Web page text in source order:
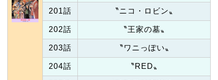
201話 〝ニコ・ロビン〟
202話 〝王家の墓〟
203話 〝ワニっぽい〟
204話 〝RED〟